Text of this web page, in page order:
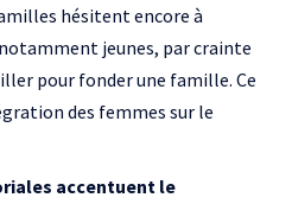
hésitent encore à
jeunes, par crainte
pour fonder une famille. Ce
des femmes sur le
accentuent le